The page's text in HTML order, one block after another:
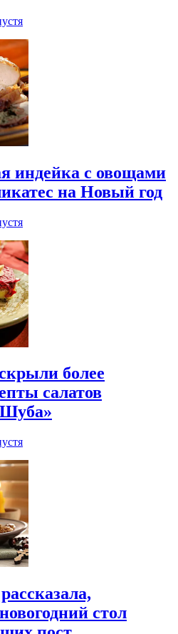
индейка с овощами
на Новый год
более
салатов
стол